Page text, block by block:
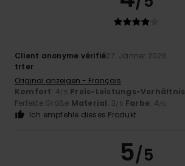
Client anonyme vérifié27. Jänner 2026
trter
Original anzeigen - Français
Komfort: 4/5 Preis-Leistungs-Verhältnis
Perfekte Größe Material: 3/5 Farbe: 4/5
Ich empfehle dieses Produkt
5/5